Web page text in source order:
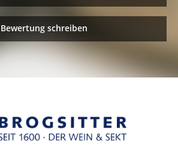
Bewertung schreiben